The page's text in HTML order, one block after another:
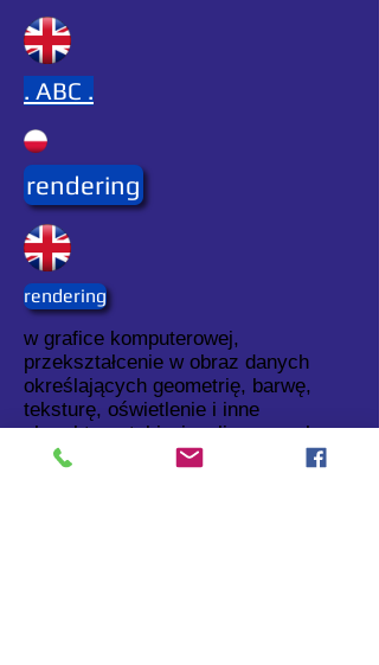
. ABC .
rendering
rendering
w grafice komputerowej,
przekształcenie w obraz danych
określających geometrię, barwę,
teksturę, oświetlenie i inne
charakterystyki wizualizowanych
obiektów.